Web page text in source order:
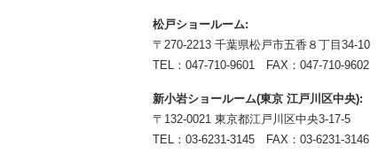
松戸ショールーム:
〒270-2213 千葉県松戸市五香８丁目34-10
TEL： 047-710-9601 FAX：047-710-9602
新小岩ショールーム(東京 江戸川区中央):
〒132-0021 東京都江戸川区中央3-17-5
TEL： 03-6231-3145 FAX：03-6231-3146